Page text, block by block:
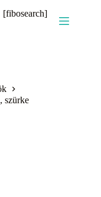
[fibosearch]
szürke